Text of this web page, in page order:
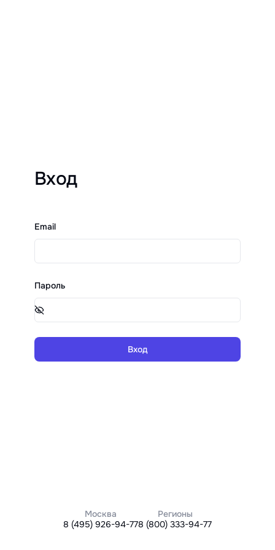
Вход
Email
Пароль
Вход
Москва
8 (495) 926-94-77
Регионы
8 (800) 333-94-77